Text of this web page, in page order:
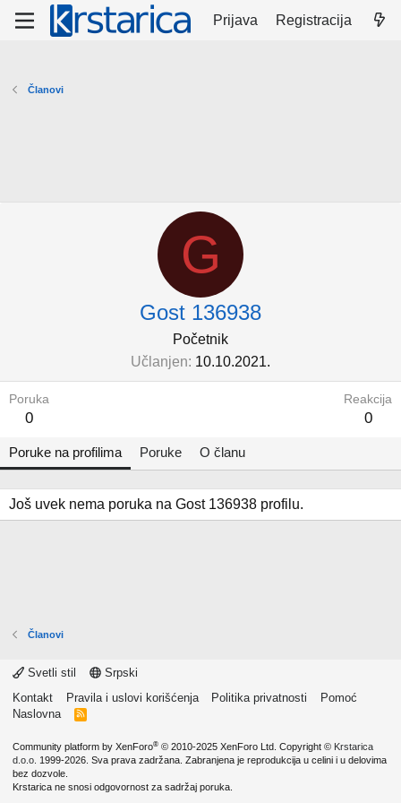
Prijava Registracija
Članovi
G
Gost 136938
Početnik
Učlanjen 10.10.2021.
Poruka
0
Reakcija
0
Poruke na profilima Poruke O članu
Još uvek nema poruka na Gost 136938 profilu.
Članovi
Svetli stil
Srpski
Kontakt
Pravila i uslovi korišćenja Politika privatnosti
Pomoć
Naslovna
R
Community platform by XenForo® © 2010-2025 XenForo Ltd. Copyright © Krstarica
d.o.o. 1999-2026. Sva prava zadržana. Zabranjena je reprodukcija u celini i u delovima
bez dozvole.
Krstarica ne snosi odgovornost za sadržaj poruka.